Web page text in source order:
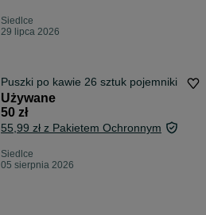
Siedlce
29 lipca 2026
Puszki po kawie 26 sztuk pojemniki
Używane
50 zł
55,99 zł z Pakietem Ochronnym
Siedlce
05 sierpnia 2026